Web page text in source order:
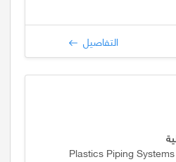
التفاصيل
Plastics Piping